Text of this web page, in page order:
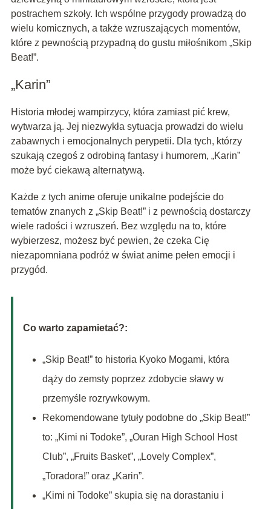
postrachem szkoły. Ich wspólne przygody prowadzą do
wielu komicznych, a także wzruszających momentów,
które z pewnością przypadną do gustu miłośnikom „Skip
Beat!”.
„Karin”
Historia młodej wampirzycy, która zamiast pić krew,
wytwarza ją. Jej niezwykła sytuacja prowadzi do wielu
zabawnych i emocjonalnych perypetii. Dla tych, którzy
szukają czegoś z odrobiną fantasy i humorem, „Karin”
może być ciekawą alternatywą.
Każde z tych anime oferuje unikalne podejście do
tematów znanych z „Skip Beat!” i z pewnością dostarczy
wiele radości i wzruszeń. Bez względu na to, które
wybierzesz, możesz być pewien, że czeka Cię
niezapomniana podróż w świat anime pełen emocji i
przygód.
Co warto zapamietać?:
„Skip Beat!” to historia Kyoko Mogami, która
dąży do zemsty poprzez zdobycie sławy w
przemyśle rozrywkowym.
Rekomendowane tytuły podobne do „Skip Beat!”
to: „Kimi ni Todoke”, „Ouran High School Host
Club”, „Fruits Basket”, „Lovely Complex”,
„Toradora!” oraz „Karin”.
„Kimi ni Todoke” skupia się na dorastaniu i